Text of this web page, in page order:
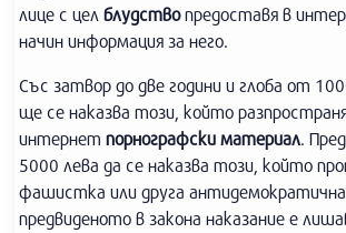
лице с цел блудствопредоставя в
начин информация за него.
Със затвор до две години и глоба от
ще се наказва този, който
интернет порнографски материал.
5000 лева да се наказва този, който
фашистка или друга антидемократична
предвиденото в закона наказание е